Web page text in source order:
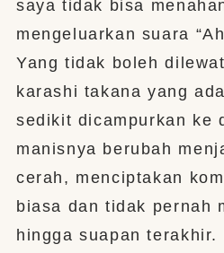
saya tidak bisa
mengeluarkan suara
Yang tidak boleh
karashi takana yang
sedikit dicampurkan ke
manisnya berubah
cerah, menciptakan
biasa dan tidak pernah
hingga suapan terakhir.